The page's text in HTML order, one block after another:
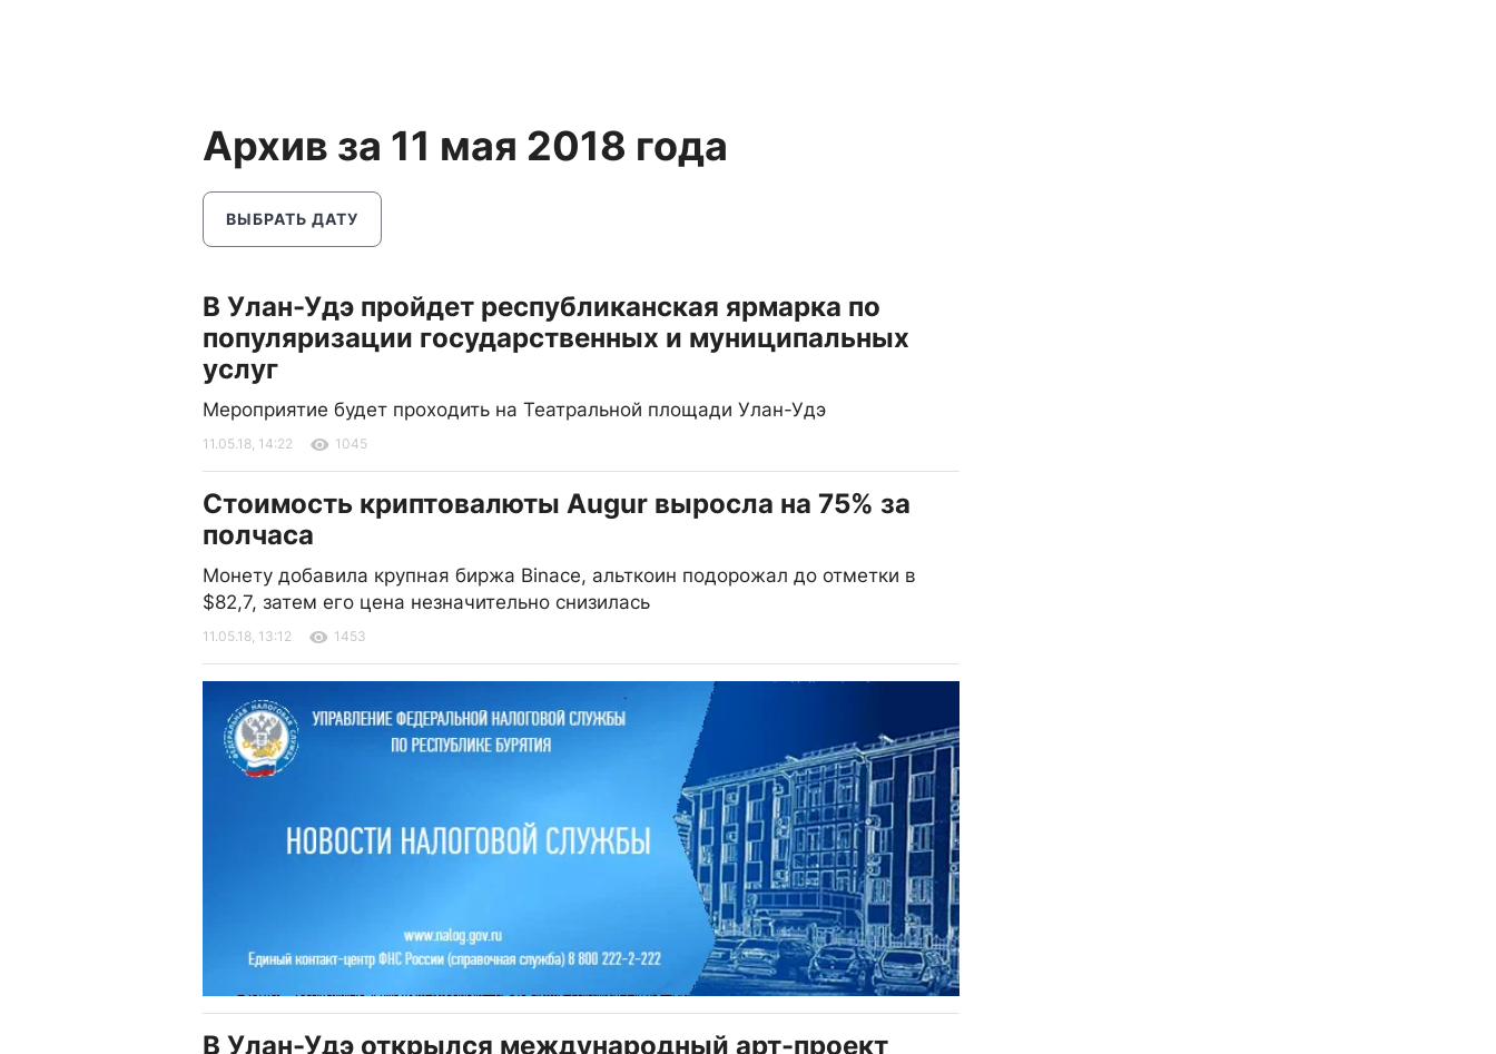
Архив за 11 мая 2018 года
ВЫБРАТЬ ДАТУ
В Улан-Удэ пройдет республиканская ярмарка по
популяризации государственных и муниципальных
услуг
Мероприятие будет проходить на Театральной площади Улан-Удэ
11.05.18, 14:22 1045
Стоимость криптовалюты Augur выросла на 75% за
полчаса
Монету добавила крупная биржа Binace, альткоин подорожал до отметки в
$82,7, затем его цена незначительно снизилась
11.05.18, 13:12 1453
В Улан-Удэ открылся международный арт-проект